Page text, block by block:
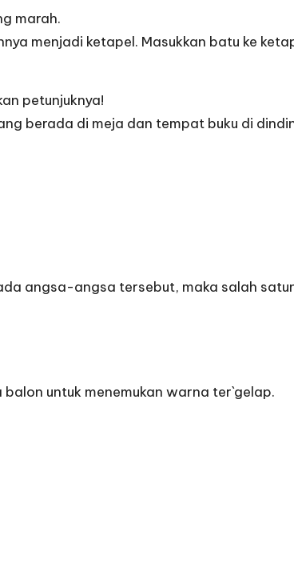
marah.
menjadi ketapel. Masukkan batu ke
petunjuknya!
berada di meja dan tempat buku di
angsa-angsa tersebut, maka salah
untuk menemukan warna ter`gelap.